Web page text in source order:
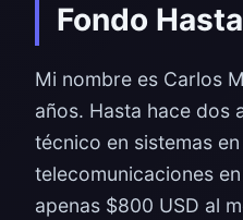
Fondo
Mi nombre es Carlos
años. Hasta hace dos
técnico en sistemas
telecomunicaciones
apenas $800 USD al